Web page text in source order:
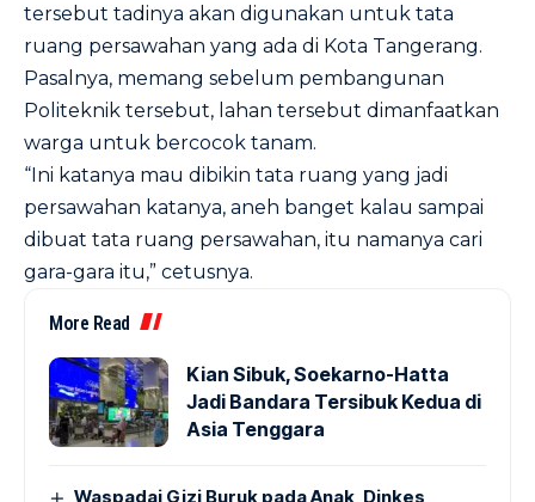
tersebut tadinya akan digunakan untuk tata
ruang persawahan yang ada di Kota Tangerang.
Pasalnya, memang sebelum pembangunan
Politeknik tersebut, lahan tersebut dimanfaatkan
warga untuk bercocok tanam.
“Ini katanya mau dibikin tata ruang yang jadi
persawahan katanya, aneh banget kalau sampai
dibuat tata ruang persawahan, itu namanya cari
gara-gara itu,” cetusnya.
More Read
Kian Sibuk, Soekarno-Hatta
Jadi Bandara Tersibuk Kedua di
Asia Tenggara
Waspadai Gizi Buruk pada Anak, Dinkes